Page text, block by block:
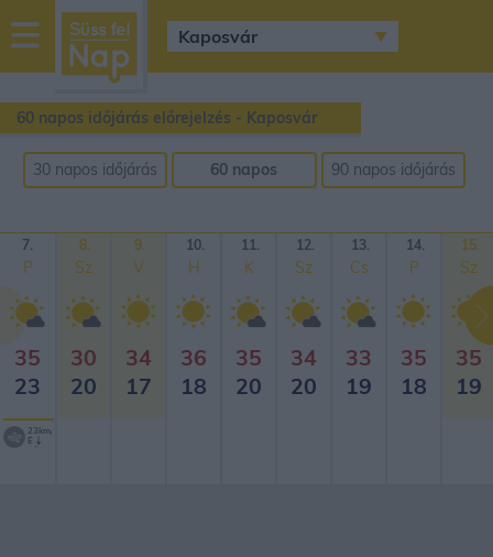
sussfelnap.hu
időjárás
60 napos időjárás előrejelzés - Kaposvár
30 napos időjárás
előrejelzés
60 napos
időjárás
90 napos időjárás
előrejelzés
7.
P
35
23
23km/h
É
8.
Sz
30
20
9.
V
34
17
10.
H
36
18
11.
K
35
20
12.
Sz
34
20
13.
Cs
33
19
14.
P
35
18
15.
Sz
35
19